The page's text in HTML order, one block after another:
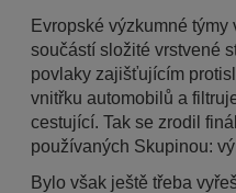
Evropské výzkumné
součástí složité vrstvené
povlaky zajišťujícím
vnitřku automobilů a
cestující. Tak se zrodil
používaných Skupinou:
Bylo však ještě třeba